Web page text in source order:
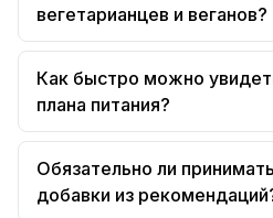
вегетарианцев и веганов?
Как быстро можно
плана питания?
Обязательно ли
добавки из